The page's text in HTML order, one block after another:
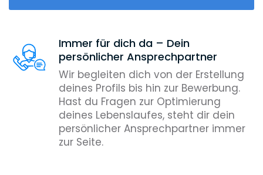
Immer für dich da – Dein
persönlicher Ansprechpartner
Wir begleiten dich von der Erstellung
deines Profils bis hin zur Bewerbung.
Hast du Fragen zur Optimierung
deines Lebenslaufes, steht dir dein
persönlicher Ansprechpartner immer
zur Seite.